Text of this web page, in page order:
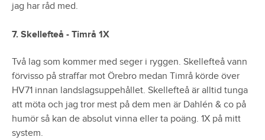
jag har råd med.
7. Skellefteå - Timrå 1X
Två lag som kommer med seger i ryggen. Skellefteå vann
förvisso på straffar mot Örebro medan Timrå körde över
HV71 innan landslagsuppehållet. Skellefteå är alltid tunga
att möta och jag tror mest på dem men är Dahlén & co på
humör så kan de absolut vinna eller ta poäng. 1X på mitt
system.